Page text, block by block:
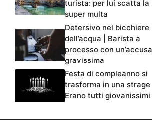
turista: per lui scatta la
super multa
Detersivo nel bicchiere
dell’acqua | Barista a
processo con un’accusa
gravissima
Festa di compleanno si
trasforma in una strage |
Erano tutti giovanissimi